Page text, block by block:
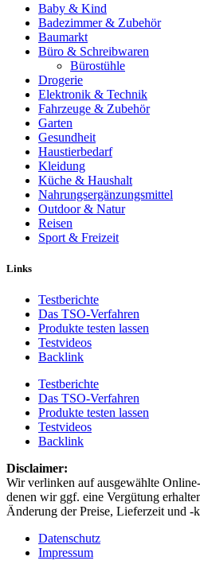
Baby & Kind
Badezimmer & Zubehör
Baumarkt
Büro & Schreibwaren
Bürostühle
Drogerie
Elektronik & Technik
Fahrzeuge & Zubehör
Garten
Gesundheit
Haustierbedarf
Kleidung
Küche & Haushalt
Nahrungsergänzungsmittel
Outdoor & Natur
Reisen
Sport & Freizeit
Links
Testberichte
Das TSO-Verfahren
Produkte testen lassen
Testvideos
Backlink
Testberichte
Das TSO-Verfahren
Produkte testen lassen
Testvideos
Backlink
Disclaimer: ​
Wir verlinken auf ausgewählte
denen wir ggf. eine Vergütung
Änderung der Preise, Lieferzeit und -
Datenschutz
Impressum